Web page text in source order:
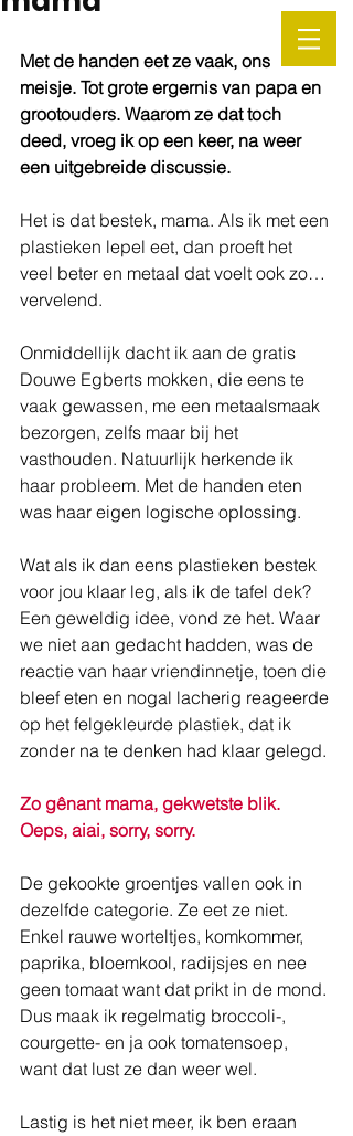
Met de handen eet ze vaak, ons
meisje. Tot grote ergernis van papa en
grootouders. Waarom ze dat toch
deed, vroeg ik op een keer, na weer
een uitgebreide discussie.
Het is dat bestek, mama. Als ik met een
plastieken lepel eet, dan proeft het
veel beter en metaal dat voelt ook zo…
vervelend.
Onmiddellijk dacht ik aan de gratis
Douwe Egberts mokken, die eens te
vaak gewassen, me een metaalsmaak
bezorgen, zelfs maar bij het
vasthouden. Natuurlijk herkende ik
haar probleem. Met de handen eten
was haar eigen logische oplossing.
Wat als ik dan eens plastieken bestek
voor jou klaar leg, als ik de tafel dek?
Een geweldig idee, vond ze het. Waar
we niet aan gedacht hadden, was de
reactie van haar vriendinnetje, toen die
bleef eten en nogal lacherig reageerde
op het felgekleurde plastiek, dat ik
zonder na te denken had klaar gelegd.
Zo gênant mama, gekwetste blik.
Oeps, aiai, sorry, sorry.
De gekookte groentjes vallen ook in
dezelfde categorie. Ze eet ze niet.
Enkel rauwe worteltjes, komkommer,
paprika, bloemkool, radijsjes en nee
geen tomaat want dat prikt in de mond.
Dus maak ik regelmatig broccoli-,
courgette- en ja ook tomatensoep,
want dat lust ze dan weer wel.
Lastig is het niet meer, ik ben eraan